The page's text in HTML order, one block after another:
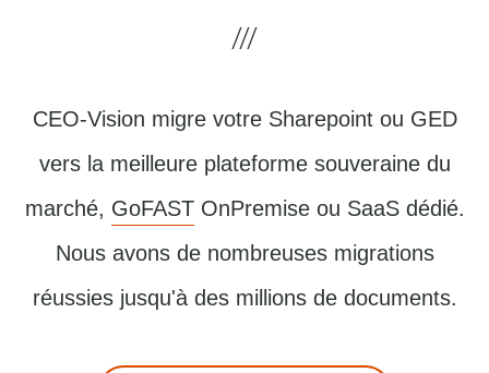
CEO-Vision migre votre Sharepoint ou GED
vers la meilleure plateforme souveraine du
marché, GoFASTOnPremise ou SaaS dédié.
Nous avons de nombreuses migrations
réussies jusqu'à des millions de documents.